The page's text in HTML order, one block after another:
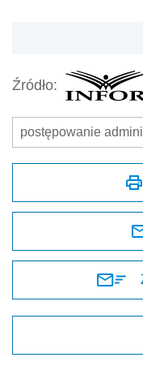
Źródło:
postępowanie